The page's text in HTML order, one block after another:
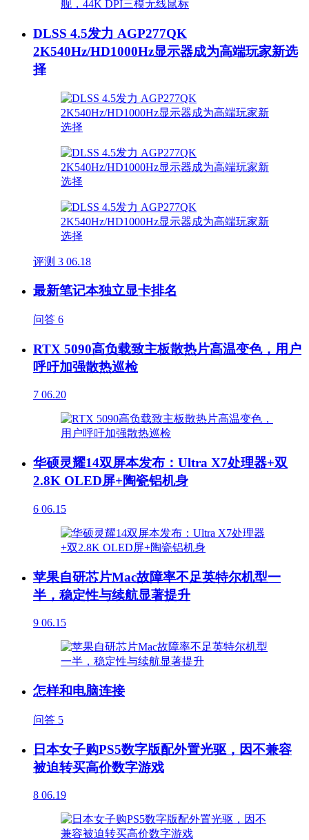
DLSS 4.5发力 AGP277QK
2K540Hz/HD1000Hz显示器成为高端玩家新选
择
评测 3 06.18
最新笔记本独立显卡排名
问答 6
RTX 5090高负载致主板散热片高温变色，用户
呼吁加强散热巡检
7 06.20
华硕灵耀14双屏本发布：Ultra X7处理器+双
2.8K OLED屏+陶瓷铝机身
6 06.15
苹果自研芯片Mac故障率不足英特尔机型一
半，稳定性与续航显著提升
9 06.15
怎样和电脑连接
问答 5
日本女子购PS5数字版配外置光驱，因不兼容
被迫转买高价数字游戏
8 06.19